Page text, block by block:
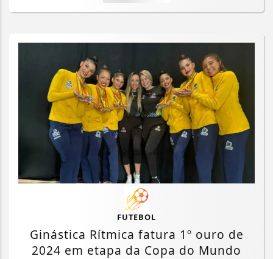
FUTEBOL
Ginástica Rítmica fatura 1º ouro de
2024 em etapa da Copa do Mundo